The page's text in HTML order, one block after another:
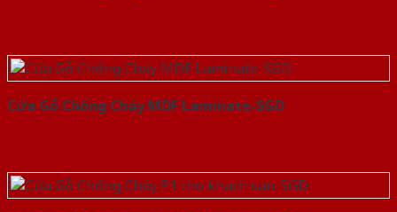
Cửa Gỗ Chống Cháy MDF Laminate-SGD